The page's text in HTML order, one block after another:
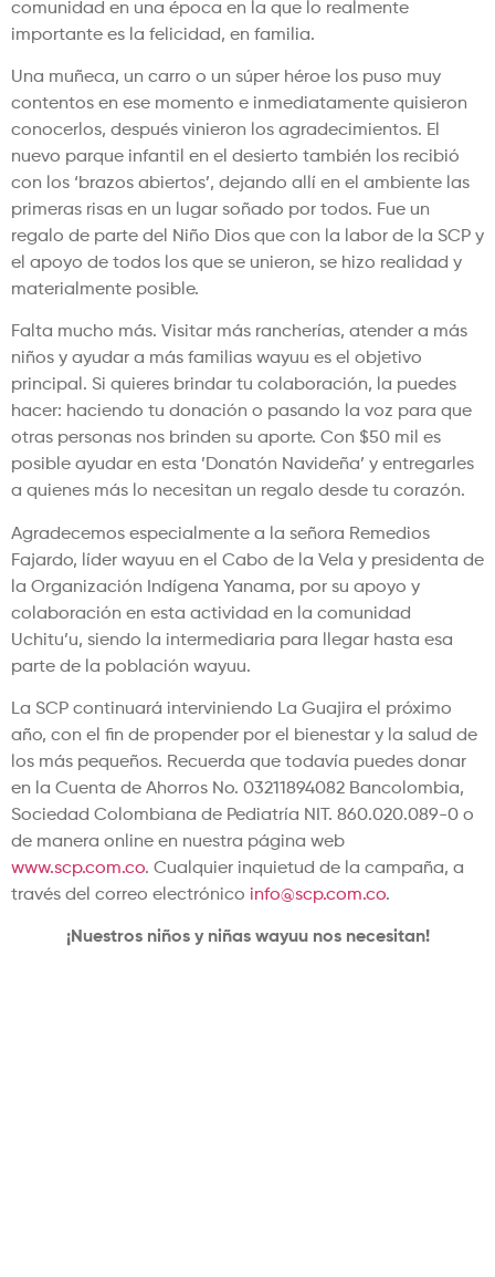
comunidad en una época en la que lo realmente
importante es la felicidad, en familia.
Una muñeca, un carro o un súper héroe los puso muy
contentos en ese momento e inmediatamente quisieron
conocerlos, después vinieron los agradecimientos. El
nuevo parque infantil en el desierto también los recibió
con los ‘brazos abiertos’, dejando allí en el ambiente las
primeras risas en un lugar soñado por todos. Fue un
regalo de parte del Niño Dios que con la labor de la SCP y
el apoyo de todos los que se unieron, se hizo realidad y
materialmente posible.
Falta mucho más. Visitar más rancherías, atender a más
niños y ayudar a más familias wayuu es el objetivo
principal. Si quieres brindar tu colaboración, la puedes
hacer: haciendo tu donación o pasando la voz para que
otras personas nos brinden su aporte. Con $50 mil es
posible ayudar en esta ’Donatón Navideña’ y entregarles
a quienes más lo necesitan un regalo desde tu corazón.
Agradecemos especialmente a la señora Remedios
Fajardo, líder wayuu en el Cabo de la Vela y presidenta de
la Organización Indígena Yanama, por su apoyo y
colaboración en esta actividad en la comunidad
Uchitu’u, siendo la intermediaria para llegar hasta esa
parte de la población wayuu.
La SCP continuará interviniendo La Guajira el próximo
año, con el fin de propender por el bienestar y la salud de
los más pequeños. Recuerda que todavía puedes donar
en la Cuenta de Ahorros No. 03211894082 Bancolombia,
Sociedad Colombiana de Pediatría NIT. 860.020.089-0 o
de manera online en nuestra página web
www.scp.com.co. Cualquier inquietud de la campaña, a
través del correo electrónico info@scp.com.co.
¡Nuestros niños y niñas wayuu nos necesitan!